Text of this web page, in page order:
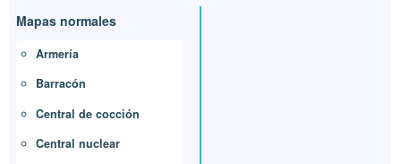
Mapas normales
Armería
Barracón
Central de cocción
Central nuclear